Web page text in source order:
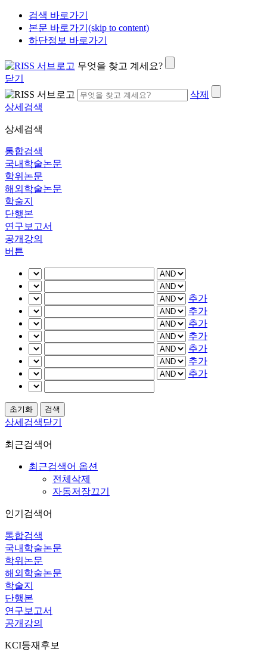
검색 바로가기
본문 바로가기(skip to content)
하단정보 바로가기
무엇을 찾고 계세요?
닫기
삭제
상세검색
상세검색
통합검색
국내학술논문
학위논문
해외학술논문
학술지
단행본
연구보고서
공개강의
버튼
추가
추가
추가
추가
추가
추가
추가
상세검색닫기
최근검색어
최근검색어 옵션
전체삭제
자동저장끄기
인기검색어
통합검색
국내학술논문
학위논문
해외학술논문
학술지
단행본
연구보고서
공개강의
KCI등재후보